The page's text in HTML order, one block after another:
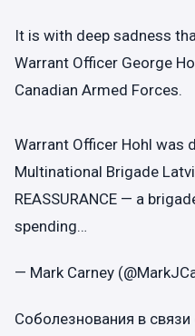
It is with deep sadness
Warrant Officer George
Canadian Armed Forces.
Warrant Officer Hohl was
Multinational Brigade
REASSURANCE — a
spending…
— Mark Carney
Соболезнования в